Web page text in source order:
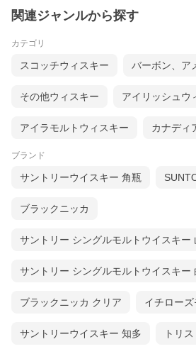
関連ジャンルから探す
カテゴリ
スコッチウィスキー バーボン、ア
その他ウィスキー アイリッシュウ
アイラモルトウィスキー カナディ
ブランド
サントリーウイスキー 角瓶
ブラックニッカ
サントリー シングルモルトウイスキー
サントリー シングルモルトウイスキー
ブラックニッカ クリア イチローズ
サントリーウイスキー 知多 トリス